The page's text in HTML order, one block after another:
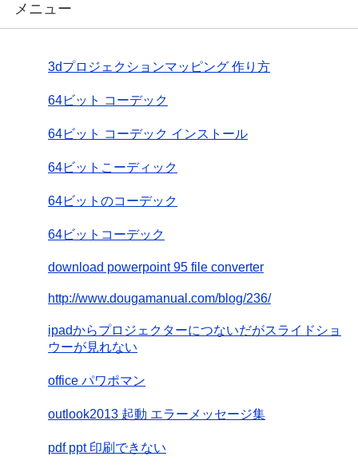
メニュー
3dプロジェクションマッピング 作り方
64ビット コーデック
64ビット コーデック インストール
64ビットこーディック
64ビットのコーデック
64ビットコーデック
download powerpoint 95 file converter
http://www.dougamanual.com/blog/236/
ipadからプロジェクターにつないだがスライドショ
ウーが見れない
office パワポマン
outlook2013 起動 エラーメッセージ集
pdf ppt 印刷できない